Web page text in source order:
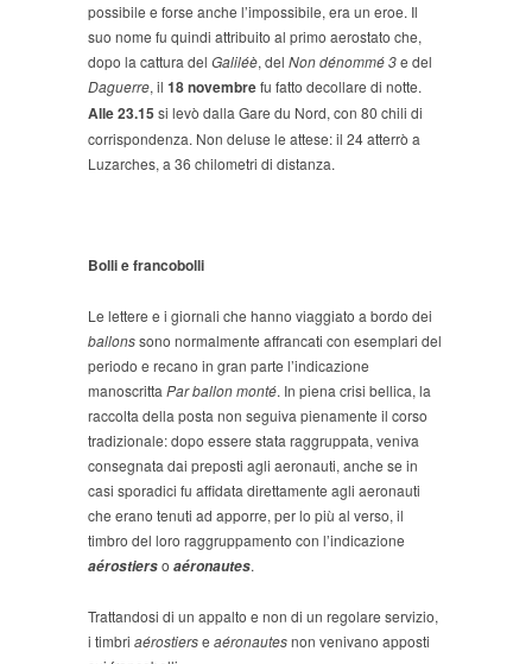
possibile e forse anche l’impossibile, era un eroe. Il
suo nome fu quindi attribuito al primo aerostato che,
dopo la cattura del Galiléè, del Non dénommé 3e del
Daguerre, il 18 novembrefu fatto decollare di notte.
Alle 23.15 si levò dalla Gare du Nord, con 80 chili di
corrispondenza. Non deluse le attese: il 24 atterrò a
Luzarches, a 36 chilometri di distanza.
Bolli e francobolli
Le lettere e i giornali che hanno viaggiato a bordo dei
ballonssono normalmente affrancati con esemplari del
periodo e recano in gran parte l’indicazione
manoscritta Par ballon monté. In piena crisi bellica, la
raccolta della posta non seguiva pienamente il corso
tradizionale: dopo essere stata raggruppata, veniva
consegnata dai preposti agli aeronauti, anche se in
casi sporadici fu affidata direttamente agli aeronauti
che erano tenuti ad apporre, per lo più al verso, il
timbro del loro raggruppamento con l’indicazione
aérostierso aéronautes.
Trattandosi di un appalto e non di un regolare servizio,
i timbri aérostierse aéronautesnon venivano apposti